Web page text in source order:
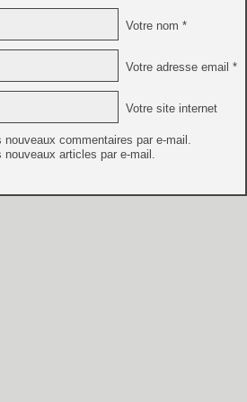
Votre nom *
Votre adresse email *
Votre site internet
nouveaux commentaires par e-mail.
nouveaux articles par e-mail.